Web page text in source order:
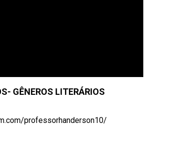
GÊNEROS LITERÁRIOS
professorhanderson10/